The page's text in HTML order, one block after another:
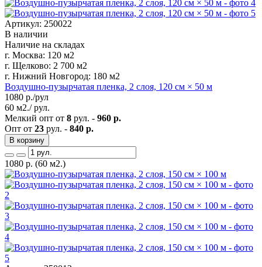
Артикул: 250022
В наличии
Наличие на складах
г. Москва: 120 м2
г. Щелково: 2 700 м2
г. Нижний Новгород: 180 м2
Воздушно-пузырчатая пленка, 2 слоя, 120 см × 50 м
1080 р./рул
60 м2./ рул.
Мелкий опт от 8 рул. - 960 р.
Опт от 23 рул. - 840 р.
В корзину
1080 р. (60 м2.)